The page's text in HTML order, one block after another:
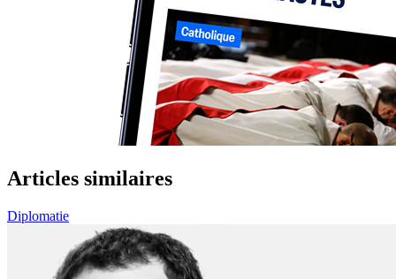
Articles similaires
Diplomatie